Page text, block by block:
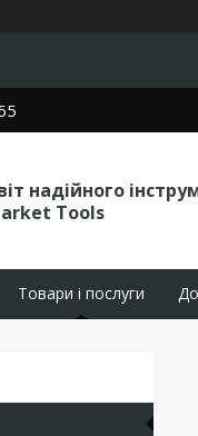
надійного
Tools
Товари і послуги